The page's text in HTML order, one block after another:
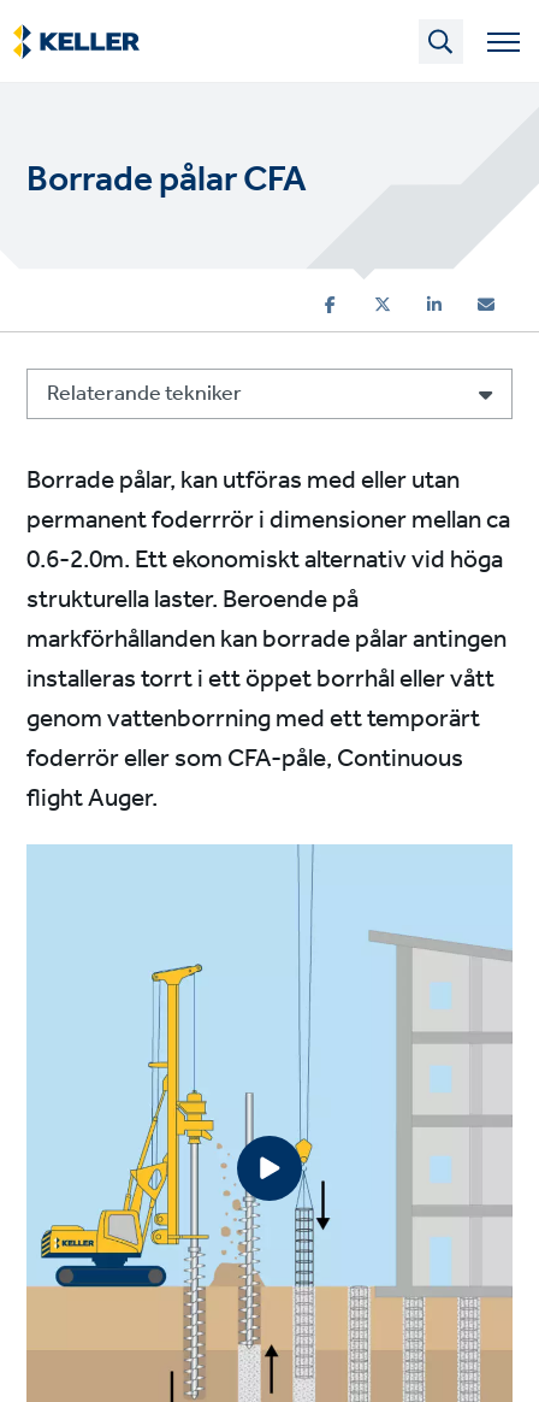
Skip
to
main
Borrade pålar CFA
Relaterande tekniker
Borrade pålar, kan utföras med eller utan
permanent foderrrör i dimensioner mellan ca
0.6-2.0m. Ett ekonomiskt alternativ vid höga
strukturella laster. Beroende på
markförhållanden kan borrade pålar antingen
installeras torrt i ett öppet borrhål eller vått
genom vattenborrning med ett temporärt
foderrör eller som CFA-påle, Continuous
flight Auger.